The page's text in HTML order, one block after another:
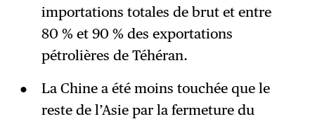
importations totales de brut et entre
80 % et 90 % des exportations
pétrolières de Téhéran.
La Chine a été moins touchée que le
reste de l’Asie par la fermeture du